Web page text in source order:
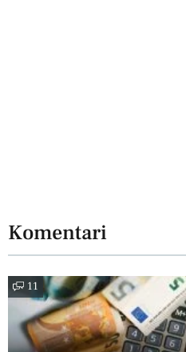
Komentari
11